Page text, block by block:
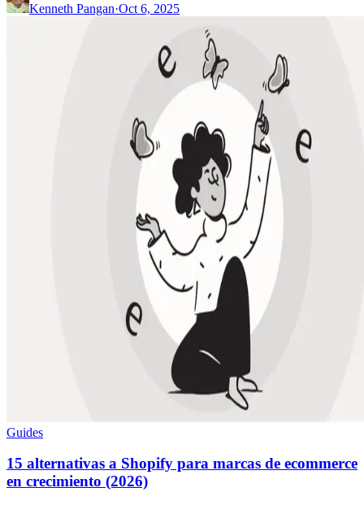
Kenneth Pangan·Oct 6, 2025
Guides
15 alternativas a Shopify para marcas de ecommerce
en crecimiento (2026)